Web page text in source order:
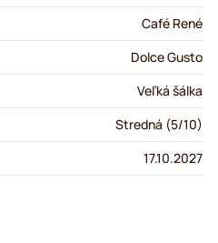
Café René
Dolce Gusto
Veľká šálka
Stredná (5/10)
17.10.2027